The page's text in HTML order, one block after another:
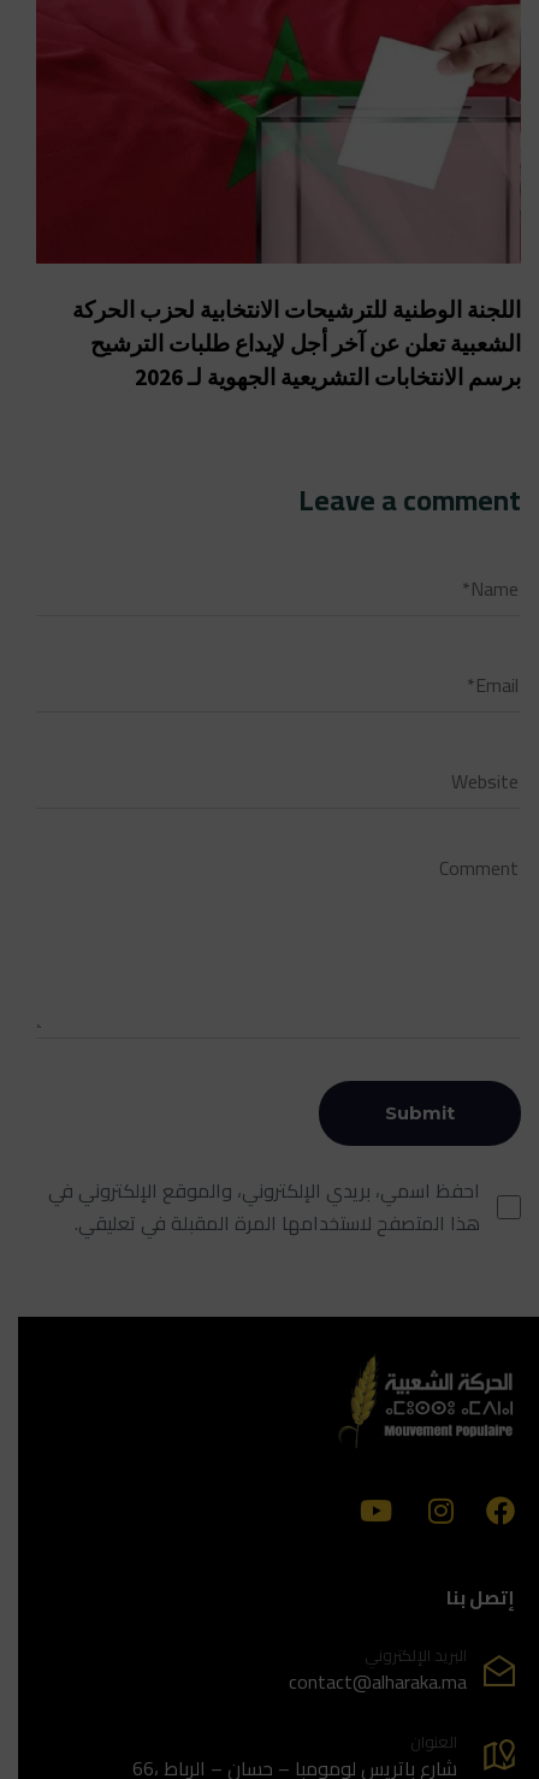
اللجنة الوطنية للترشيحات الانتخابية لحزب الحركة
الشعبية تعلن عن آخر أجل لإيداع طلبات الترشيح
برسم الانتخابات التشريعية الجهوية لـ 2026
Leave a comment
احفظ اسمي، بريدي الإلكتروني، والموقع الإلكتروني في
هذا المتصفح لاستخدامها المرة المقبلة في تعليقي.
إتصل بنا
البريد الإلكتروني
contact@alharaka.ma
العنوان
66، شارع باتريس لومومبا – حسان – الرباط